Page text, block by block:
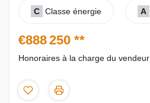
C Classe énergie A
€888 250 **
Honoraires à la charge du vendeur